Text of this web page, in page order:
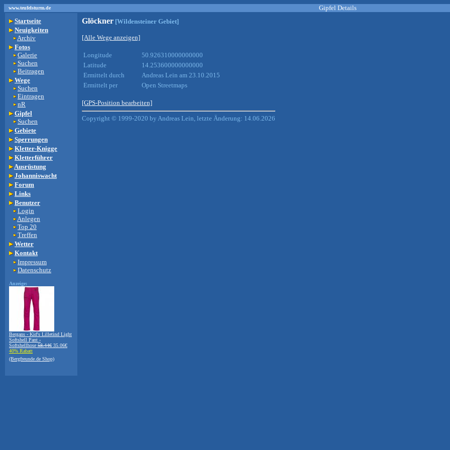
www.teufelsturm.de Gipfel Details
Startseite
Neuigkeiten
Archiv
Fotos
Galerie
Suchen
Beitragen
Wege
Suchen
Eintragen
nR
Gipfel
Suchen
Gebiete
Sperrungen
Kletter-Knigge
Kletterführer
Ausrüstung
Johanniswacht
Forum
Links
Benutzer
Login
Anlegen
Top 20
Treffen
Wetter
Kontakt
Impressum
Datenschutz
Anzeige:
Bergans - Kid's Lilletind Light
Softshell Pant -
Softshellhose 58.44€ 35.06€
40% Rabatt
(Bergfreunde.de Shop)
Glöckner [Wildensteiner Gebiet]
[Alle Wege anzeigen]
Longitude
50.926310000000000
Latitude
14.253600000000000
Ermittelt durch
Andreas Lein am 23.10.2015
Ermittelt per
Open Streetmaps
[GPS-Position bearbeiten]
Copyright © 1999-2020 by Andreas Lein, letzte Änderung: 14.06.2026